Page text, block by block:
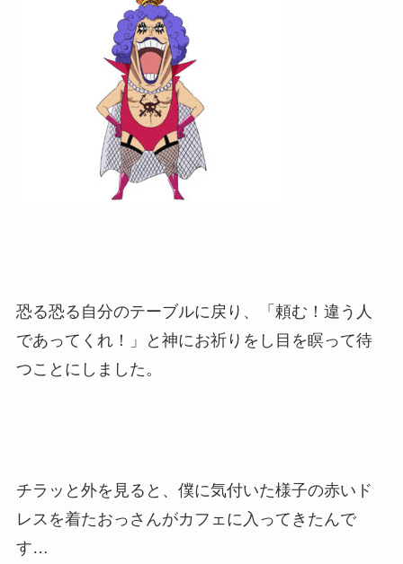
恐る恐る自分のテーブルに戻り、「頼む！違う人
であってくれ！」と神にお祈りをし目を瞑って待
つことにしました。
チラッと外を見ると、僕に気付いた様子の赤いド
レスを着たおっさんがカフェに入ってきたんで
す…